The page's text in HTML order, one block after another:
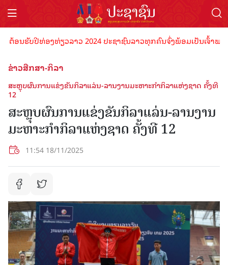
ຮັບປີທ່ອງທ່ຽວລາວ 2024 ປະຊາຊົນລາວທຸກຄົນຈົ່ງພ້ອມເປັນເຈົ້າພາບ
ຂ່າວສືກສາ-ກິລາ
ສະຫຼຸບຜົນການແຂ່ງຂັນກິລາແລ່ນ-ລານງານມະຫາະກຳກິລາແຫ່ງຊາດ ຄັ້ງທີ
12
ສະຫຼຸບຜົນການແຂ່ງຂັນກິລາແລ່ນ-ລານງານ
ມະຫາະກຳກິລາແຫ່ງຊາດ ຄັ້ງທີ 12
11:54 18/11/2025